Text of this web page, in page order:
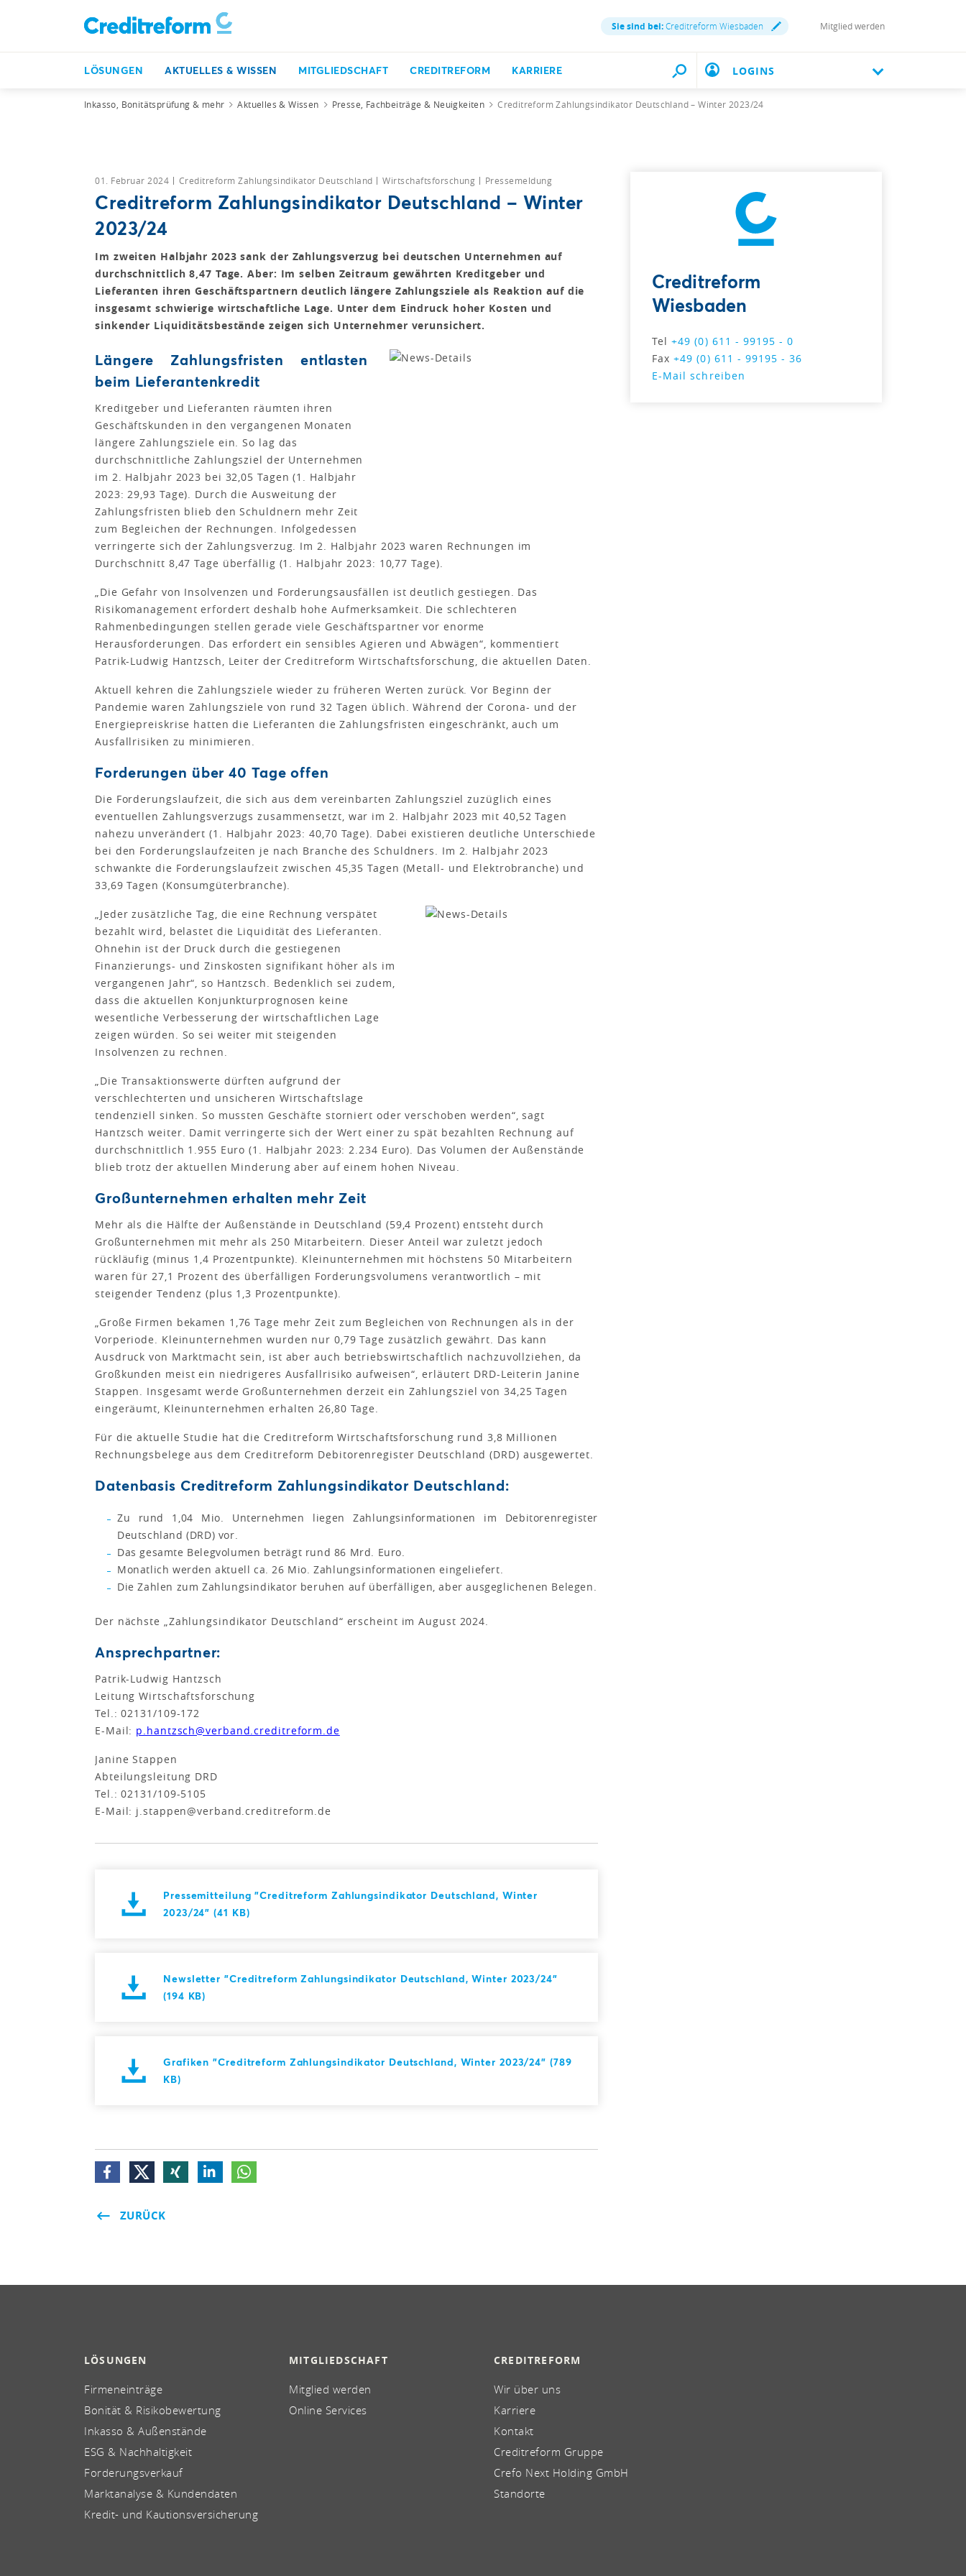
Sie sind bei:Creditreform Wiesbaden Mitglied werden
LÖSUNGEN AKTUELLES & WISSEN MITGLIEDSCHAFT CREDITREFORM KARRIERE LOGINS
Inkasso, Bonitätsprüfung & mehr Aktuelles & Wissen Presse, Fachbeiträge & Neuigkeiten Creditreform Zahlungsindikator Deutschland – Winter 2023/24
01. Februar 2024 Creditreform Zahlungsindikator Deutschland Wirtschaftsforschung Pressemeldung
Creditreform Zahlungsindikator Deutschland – Winter
2023/24
Im zweiten Halbjahr 2023 sank der Zahlungsverzug bei deutschen Unternehmen auf
durchschnittlich 8,47 Tage. Aber: Im selben Zeitraum gewährten Kreditgeber und
Lieferanten ihren Geschäftspartnern deutlich längere Zahlungsziele als Reaktion auf die
insgesamt schwierige wirtschaftliche Lage. Unter dem Eindruck hoher Kosten und
sinkender Liquiditätsbestände zeigen sich Unternehmer verunsichert.
Längere Zahlungsfristen entlasten
beim Lieferantenkredit
Kreditgeber und Lieferanten räumten ihren
Geschäftskunden in den vergangenen Monaten
längere Zahlungsziele ein. So lag das
durchschnittliche Zahlungsziel der Unternehmen
im 2. Halbjahr 2023 bei 32,05 Tagen (1. Halbjahr
2023: 29,93 Tage). Durch die Ausweitung der
Zahlungsfristen blieb den Schuldnern mehr Zeit
zum Begleichen der Rechnungen. Infolgedessen
verringerte sich der Zahlungsverzug. Im 2. Halbjahr 2023 waren Rechnungen im
Durchschnitt 8,47 Tage überfällig (1. Halbjahr 2023: 10,77 Tage).
„Die Gefahr von Insolvenzen und Forderungsausfällen ist deutlich gestiegen. Das
Risikomanagement erfordert deshalb hohe Aufmerksamkeit. Die schlechteren
Rahmenbedingungen stellen gerade viele Geschäftspartner vor enorme
Herausforderungen. Das erfordert ein sensibles Agieren und Abwägen“, kommentiert
Patrik-Ludwig Hantzsch, Leiter der Creditreform Wirtschaftsforschung, die aktuellen Daten.
Aktuell kehren die Zahlungsziele wieder zu früheren Werten zurück. Vor Beginn der
Pandemie waren Zahlungsziele von rund 32 Tagen üblich. Während der Corona- und der
Energiepreiskrise hatten die Lieferanten die Zahlungsfristen eingeschränkt, auch um
Ausfallrisiken zu minimieren.
Forderungen über 40 Tage offen
Die Forderungslaufzeit, die sich aus dem vereinbarten Zahlungsziel zuzüglich eines
eventuellen Zahlungsverzugs zusammensetzt, war im 2. Halbjahr 2023 mit 40,52 Tagen
nahezu unverändert (1. Halbjahr 2023: 40,70 Tage). Dabei existieren deutliche Unterschiede
bei den Forderungslaufzeiten je nach Branche des Schuldners. Im 2. Halbjahr 2023
schwankte die Forderungslaufzeit zwischen 45,35 Tagen (Metall- und Elektrobranche) und
33,69 Tagen (Konsumgüterbranche).
„Jeder zusätzliche Tag, die eine Rechnung verspätet
bezahlt wird, belastet die Liquidität des Lieferanten.
Ohnehin ist der Druck durch die gestiegenen
Finanzierungs- und Zinskosten signifikant höher als im
vergangenen Jahr“, so Hantzsch. Bedenklich sei zudem,
dass die aktuellen Konjunkturprognosen keine
wesentliche Verbesserung der wirtschaftlichen Lage
zeigen würden. So sei weiter mit steigenden
Insolvenzen zu rechnen.
„Die Transaktionswerte dürften aufgrund der
verschlechterten und unsicheren Wirtschaftslage
tendenziell sinken. So mussten Geschäfte storniert oder verschoben werden“, sagt
Hantzsch weiter. Damit verringerte sich der Wert einer zu spät bezahlten Rechnung auf
durchschnittlich 1.955 Euro (1. Halbjahr 2023: 2.234 Euro). Das Volumen der Außenstände
blieb trotz der aktuellen Minderung aber auf einem hohen Niveau.
Großunternehmen erhalten mehr Zeit
Mehr als die Hälfte der Außenstände in Deutschland (59,4 Prozent) entsteht durch
Großunternehmen mit mehr als 250 Mitarbeitern. Dieser Anteil war zuletzt jedoch
rückläufig (minus 1,4 Prozentpunkte). Kleinunternehmen mit höchstens 50 Mitarbeitern
waren für 27,1 Prozent des überfälligen Forderungsvolumens verantwortlich – mit
steigender Tendenz (plus 1,3 Prozentpunkte).
„Große Firmen bekamen 1,76 Tage mehr Zeit zum Begleichen von Rechnungen als in der
Vorperiode. Kleinunternehmen wurden nur 0,79 Tage zusätzlich gewährt. Das kann
Ausdruck von Marktmacht sein, ist aber auch betriebswirtschaftlich nachzuvollziehen, da
Großkunden meist ein niedrigeres Ausfallrisiko aufweisen“, erläutert DRD-Leiterin Janine
Stappen. Insgesamt werde Großunternehmen derzeit ein Zahlungsziel von 34,25 Tagen
eingeräumt, Kleinunternehmen erhalten 26,80 Tage.
Für die aktuelle Studie hat die Creditreform Wirtschaftsforschung rund 3,8 Millionen
Rechnungsbelege aus dem Creditreform Debitorenregister Deutschland (DRD) ausgewertet.
Datenbasis Creditreform Zahlungsindikator Deutschland:
Zu rund 1,04 Mio. Unternehmen liegen Zahlungsinformationen im Debitorenregister
Deutschland (DRD) vor.
Das gesamte Belegvolumen beträgt rund 86 Mrd. Euro.
Monatlich werden aktuell ca. 26 Mio. Zahlungsinformationen eingeliefert.
Die Zahlen zum Zahlungsindikator beruhen auf überfälligen, aber ausgeglichenen Belegen.
Der nächste „Zahlungsindikator Deutschland“ erscheint im August 2024.
Ansprechpartner:
Patrik-Ludwig Hantzsch
Leitung Wirtschaftsforschung
Tel.: 02131/109-172
E-Mail: p.hantzsch@verband.creditreform.de
Janine Stappen
Abteilungsleitung DRD
Tel.: 02131/109-5105
E-Mail: j.stappen@verband.creditreform.de
Pressemitteilung "Creditreform Zahlungsindikator Deutschland, Winter
2023/24" (41 KB)
Newsletter "Creditreform Zahlungsindikator Deutschland, Winter 2023/24"
(194 KB)
Grafiken "Creditreform Zahlungsindikator Deutschland, Winter 2023/24" (789
KB)
ZURÜCK
Creditreform
Wiesbaden
Tel+49 (0) 611 - 99195 - 0
Fax+49 (0) 611 - 99195 - 36
E-Mail schreiben
LÖSUNGEN
Firmeneinträge
Bonität & Risikobewertung
Inkasso & Außenstände
ESG & Nachhaltigkeit
Forderungsverkauf
Marktanalyse & Kundendaten
Kredit- und Kautionsversicherung
MITGLIEDSCHAFT
Mitglied werden
Online Services
CREDITREFORM
Wir über uns
Karriere
Kontakt
Creditreform Gruppe
Crefo Next Holding GmbH
Standorte